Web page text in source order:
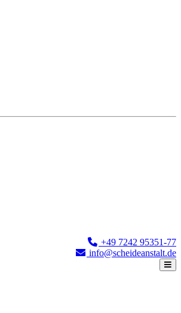
+49 7242 95351-77
info@scheideanstalt.de